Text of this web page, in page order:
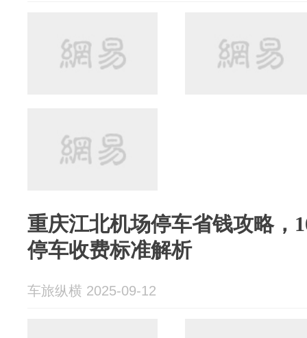
重庆江北机场停车省钱攻略，
停车收费标准解析
车旅纵横 2025-09-12